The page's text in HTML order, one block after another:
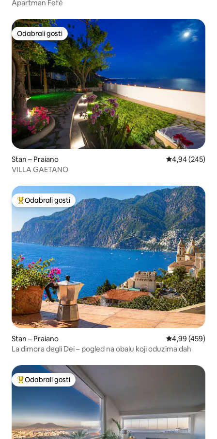
Apartman Fefé
Odabrali gosti
Odabrali gosti
Stan – Praiano Prosječna
4,94 (245)
VILLA GAETANO
Među najviše rangiranima s oznakom „Odabrali gosti”
Odabrali gosti
Stan – Praiano Prosječna
4,99 (459)
La dimora degli Dei – pogled na obalu koji oduzima dah
Među najviše rangiranima s oznakom „Odabrali gosti”
Odabrali gosti